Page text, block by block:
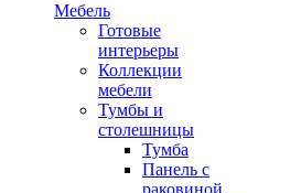
Мебель
Готовые
интерьеры
Коллекции
мебели
Тумбы и
столешницы
Тумба
Панель с